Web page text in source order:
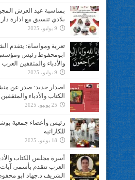
بمناسبة عيد العرش
بلادي تنسيق مع ادارة
9 يوليو، 2025
تعزية ومواساة: يتقدم
ابومحفوظ رئيس
والأدباء والمثقفين العرب
9 يوليو، 2025
اصدار جديد: صدر عن
الكتاب والأدباء
25 يونيو، 2025
رئيس وأعضاء جمعية
للكاراتيه
18 يونيو، 2025
أسرة مجلس الكتاب
العرب تتقدم بأسمى آيات
الشريف د.جهاد ابو